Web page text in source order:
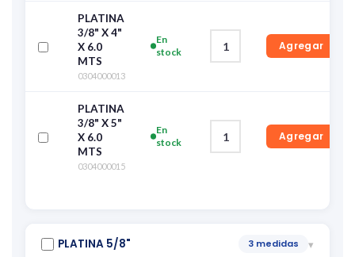
PLATINA
3/8" X 4"
X 6.0
MTS
0304000013
En
stock
Agregar
PLATINA
3/8" X 5"
X 6.0
MTS
0304000015
En
stock
Agregar
PLATINA 5/8" 3 medidas ▾